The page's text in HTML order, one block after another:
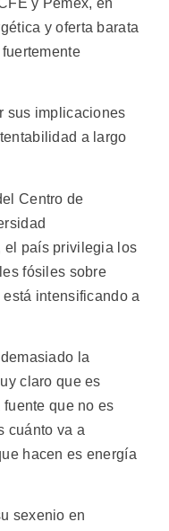
y oferta barata
sus implicaciones
a largo
Centro de
el país privilegia los
fósiles sobre
intensificando a
la
claro que es
que no es
cuánto va a
hacen es energía
sexenio en